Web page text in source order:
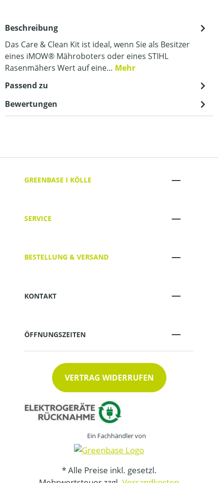
Beschreibung
Das Care & Clean Kit ist ideal, wenn Sie als Besitzer
eines iMOW® Mähroboters oder eines STIHL
Rasenmähers Wert auf eine… Mehr
Passend zu
Bewertungen
GREENBASE I KÖLLE
SERVICE
BESTELLUNG & VERSAND
KONTAKT
ÖFFNUNGSZEITEN
VERTRAG WIDERRUFEN
Ein Fachhändler von
* Alle Preise inkl. gesetzl.